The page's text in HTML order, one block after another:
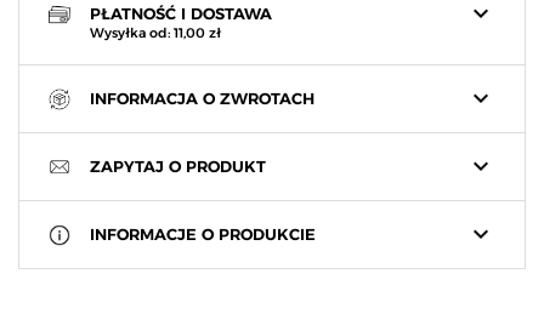
keyboard_arrow_down
PŁATNOŚĆ I DOSTAWA
Wysyłka od: 11,00 zł
keyboard_arrow_down
INFORMACJA O ZWROTACH
keyboard_arrow_down
ZAPYTAJ O PRODUKT
keyboard_arrow_down
INFORMACJE O PRODUKCIE